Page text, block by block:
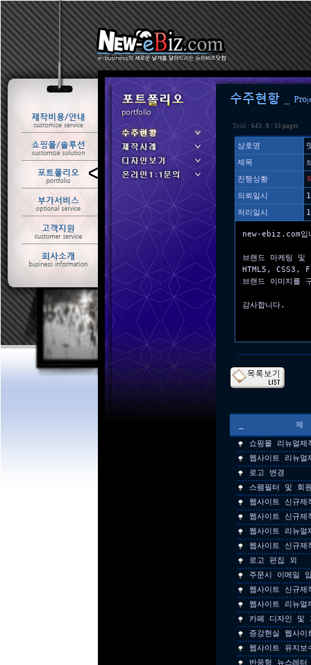
Total : 643 , 8 / 33 pages
상호명
제목
진행상황
의뢰일시
처리일시
new-ebiz.com입
브랜드 마케팅 및
HTML5, CSS3,
브랜드 이미지를
감사합니다.
쇼핑몰 리뉴얼제
웹사이트 리뉴얼
로고 변경
스팸필터 및 회
웹사이트 신규제
웹사이트 신규제
웹사이트 리뉴얼
웹사이트 신규제
로고 편집 외
주문시 이메일
웹사이트 신규제
웹사이트 리뉴얼
카페 디자인 및
증강현실 웹사이
웹사이트 유지보
반응형 뉴스레
ㆍ 수주현황
ㆍ 제작사례